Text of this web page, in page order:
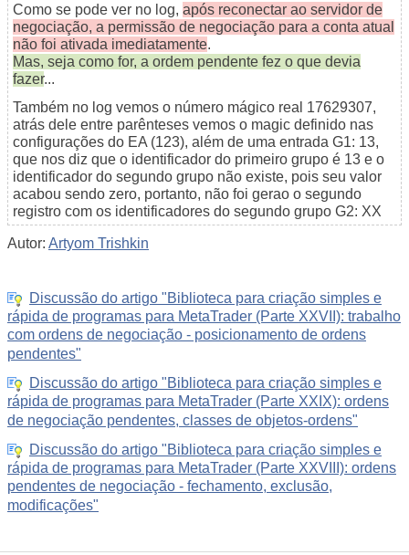
Como se pode ver no log, após reconectar ao servidor de
negociação, a permissão de negociação para a conta atual
não foi ativada imediatamente.
Mas, seja como for, a ordem pendente fez o que devia
fazer...
Também no log vemos o número mágico real 17629307,
atrás dele entre parênteses vemos o magic definido nas
configurações do EA (123), além de uma entrada G1: 13,
que nos diz que o identificador do primeiro grupo é 13 e o
identificador do segundo grupo não existe, pois seu valor
acabou sendo zero, portanto, não foi gerao o segundo
registro com os identificadores do segundo grupo G2: XX
Autor: Artyom Trishkin
Discussão do artigo "Biblioteca para criação simples e
rápida de programas para MetaTrader (Parte XXVII): trabalho
com ordens de negociação - posicionamento de ordens
pendentes"
Discussão do artigo "Biblioteca para criação simples e
rápida de programas para MetaTrader (Parte XXIX): ordens
de negociação pendentes, classes de objetos-ordens"
Discussão do artigo "Biblioteca para criação simples e
rápida de programas para MetaTrader (Parte XXVIII): ordens
pendentes de negociação - fechamento, exclusão,
modificações"